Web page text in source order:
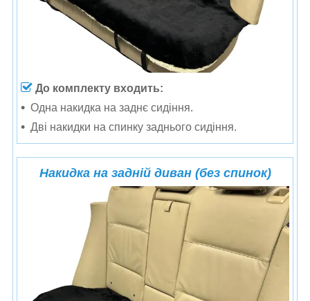
До комплекту входить:
Одна накидка на заднє сидіння.
Дві накидки на спинку заднього сидіння.
Накидка на задній диван (без спинок)